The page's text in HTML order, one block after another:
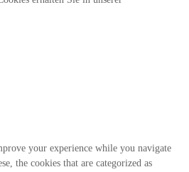
your experience while you navigate
the cookies that are categorized as